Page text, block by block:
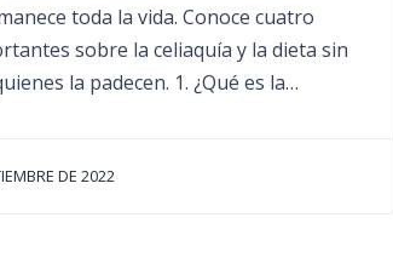
toda la vida. Conoce cuatro
sobre la celiaquía y la dieta sin
la padecen. 1. ¿Qué es la…
DE 2022